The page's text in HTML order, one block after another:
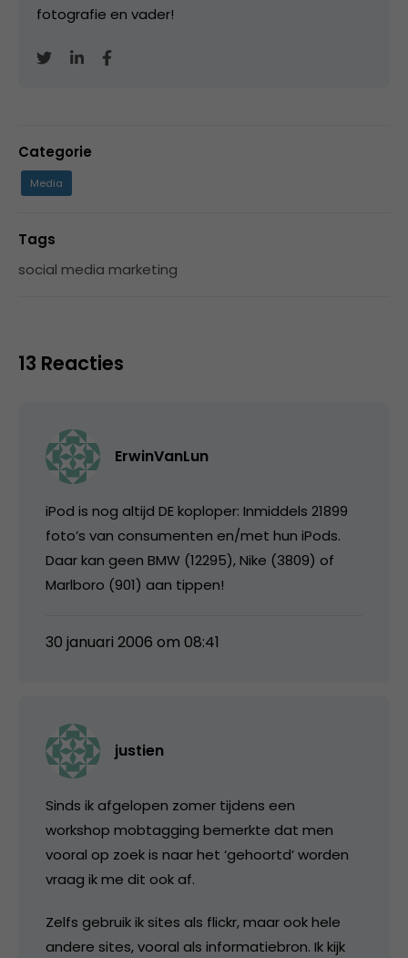
fotografie en vader!
Categorie
Media
Tags
social media marketing
13 Reacties
ErwinVanLun
iPod is nog altijd DE koploper: Inmiddels 21899
foto’s van consumenten en/met hun iPods.
Daar kan geen BMW (12295), Nike (3809) of
Marlboro (901) aan tippen!
30 januari 2006 om 08:41
justien
Sinds ik afgelopen zomer tijdens een
workshop mobtagging bemerkte dat men
vooral op zoek is naar het ‘gehoortd’ worden
vraag ik me dit ook af.
Zelfs gebruik ik sites als flickr, maar ook hele
andere sites, vooral als informatiebron. Ik kijk